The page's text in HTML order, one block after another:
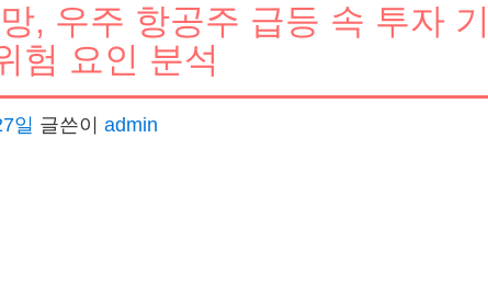
, 우주 항공주 급등 속 투자
험 요인 분석
일 글쓴이 admin